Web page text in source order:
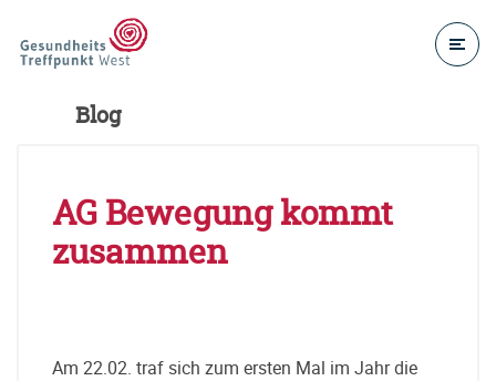
Blog
AG Bewegung kommt
zusammen
Am 22.02. traf sich zum ersten Mal im Jahr die